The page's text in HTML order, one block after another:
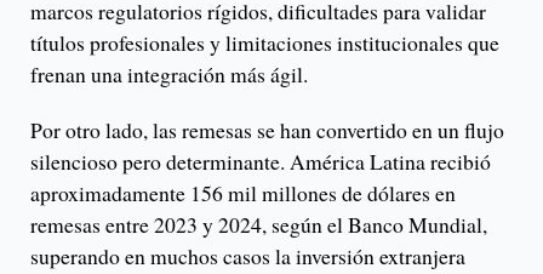
marcos regulatorios rígidos, dificultades para validar
títulos profesionales y limitaciones institucionales que
frenan una integración más ágil.
Por otro lado, las remesas se han convertido en un flujo
silencioso pero determinante. América Latina recibió
aproximadamente 156 mil millones de dólares en
remesas entre 2023 y 2024, según el Banco Mundial,
superando en muchos casos la inversión extranjera